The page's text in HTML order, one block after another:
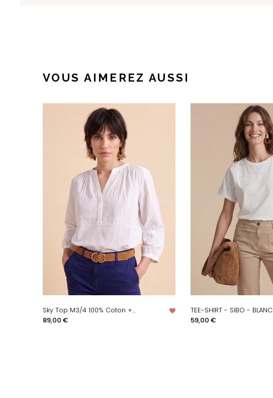
VOUS AIMEREZ AUSSI
Sky Top M3/4 100% Coton +...
Prix
89,00 €
TEE-SHIRT - SIBO - BLANC
Prix
59,00 €